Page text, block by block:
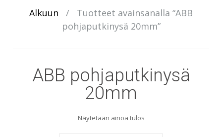
Alkuun /
Tuotteet avainsanalla “ABB
pohjaputkinysä 20mm”
ABB pohjaputkinysä
20mm
Näytetään ainoa tulos